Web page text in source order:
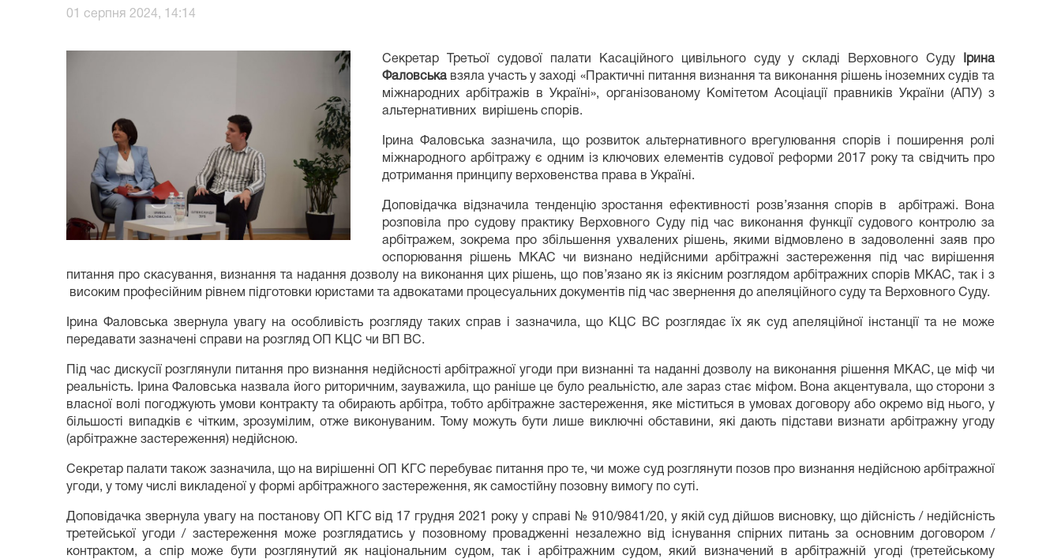
01 серпня 2024, 14:14
Секретар Третьої судової палати Касаційного цивільного суду у складі Верховного Суду
Ірина
Фаловська взяла участь у заході «Практичні питання визнання та виконання рішень іноземних судів та
міжнародних арбітражів в Україні», організованому Комітетом Асоціації правників України (АПУ) з
альтернативних вирішень спорів.
Ірина Фаловська зазначила, що розвиток альтернативного врегулювання спорів і поширення ролі
міжнародного арбітражу є одним із ключових елементів судової реформи 2017 року та свідчить про
дотримання принципу верховенства права в Україні.
Доповідачка відзначила тенденцію зростання ефективності розв’язання спорів в арбітражі. Вона
розповіла про судову практику Верховного Суду під час виконання функції судового контролю за
арбітражем, зокрема про збільшення ухвалених рішень, якими відмовлено в задоволенні заяв про
оспорювання рішень МКАС чи визнано недійсними арбітражні застереження під час вирішення
питання про скасування, визнання та надання дозволу на виконання цих рішень, що пов’язано як із якісним розглядом арбітражних спорів МКАС, так і з
високим професійним рівнем підготовки юристами та адвокатами процесуальних документів під час звернення до апеляційного суду та Верховного Суду.
Ірина Фаловська звернула увагу на особливість розгляду таких справ і зазначила, що КЦС ВС розглядає їх як суд апеляційної інстанції та не може
передавати зазначені справи на розгляд ОП КЦС чи ВП ВС.
Під час дискусії розглянули питання про визнання недійсності арбітражної угоди при визнанні та наданні дозволу на виконання рішення МКАС, це міф чи
реальність. Ірина Фаловська назвала його риторичним, зауважила, що раніше це було реальністю, але зараз стає міфом. Вона акцентувала, що сторони з
власної волі погоджують умови контракту та обирають арбітра, тобто арбітражне застереження, яке міститься в умовах договору або окремо від нього, у
більшості випадків є чітким, зрозумілим, отже виконуваним. Тому можуть бути лише виключні обставини, які дають підстави визнати арбітражну угоду
(арбітражне застереження) недійсною.
Секретар палати також зазначила, що на вирішенні ОП КГС перебуває питання про те, чи може суд розглянути позов про визнання недійсною арбітражної
угоди, у тому числі викладеної у формі арбітражного застереження, як самостійну позовну вимогу по суті.
Доповідачка звернула увагу на постанову ОП КГС від 17 грудня 2021 року у справі № 910/9841/20, у якій суд дійшов висновку, що дійсність / недійсність
третейської угоди / застереження може розглядатись у позовному провадженні незалежно від існування спірних питань за основним договором /
контрактом, а спір може бути розглянутий як національним судом, так і арбітражним судом, який визначений в арбітражній угоді (третейському